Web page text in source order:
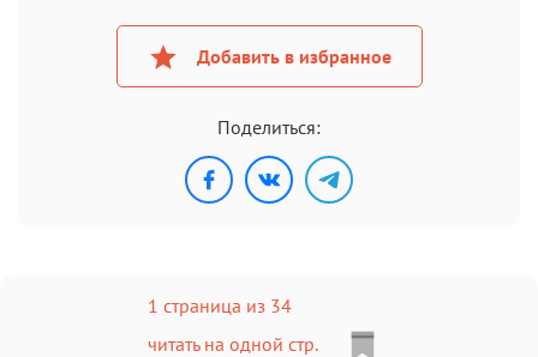
Добавить в избранное
Поделиться:
1 страница из 34
читать на одной стр.